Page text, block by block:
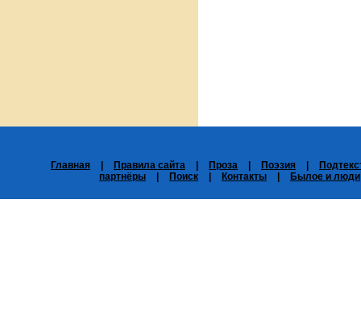
Главная Правила сайта Проза Поэзия
партнёры
Поиск Контакты Былое и люди